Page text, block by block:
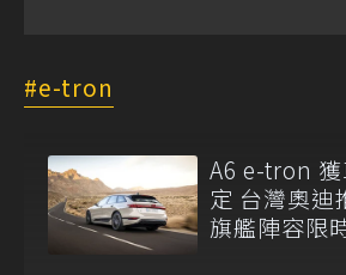
e-tron
A6 e-tron
定 台灣奧迪
旗艦陣容限